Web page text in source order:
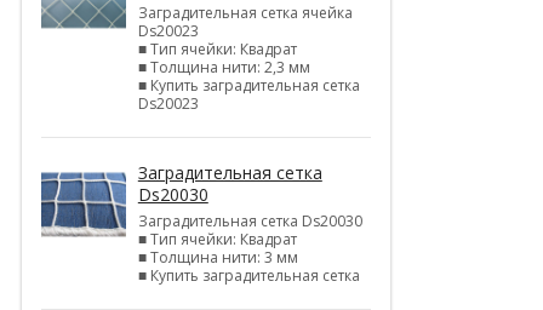
Заградительная сетка ячейка
Ds20023
■ Тип ячейки: Квадрат
■ Толщина нити: 2,3 мм
■ Купить заградительная сетка
Ds20023
Заградительная сетка
Ds20030
Заградительная сетка Ds20030
■ Тип ячейки: Квадрат
■ Толщина нити: 3 мм
■ Купить заградительная сетка